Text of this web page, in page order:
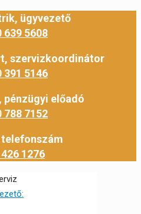
ügyvezető
639 5608
szervizkoordinátor
391 5146
pénzügyi előadó
788 7152
1276